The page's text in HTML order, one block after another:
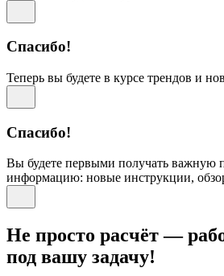
Спасибо!
Теперь вы будете в курсе трендов и
Спасибо!
Вы будете первыми получать важную
информацию: новые инструкции,
Не просто расчёт —
под вашу задачу!